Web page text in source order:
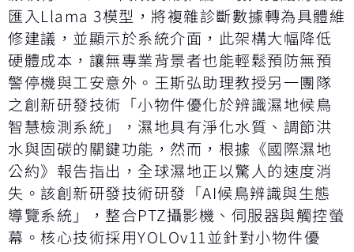
匯入Llama 3模型，將複雜診斷數據轉為具體維
修建議，並顯示於系統介面，此架構大幅降低
硬體成本，讓無專業背景者也能輕鬆預防無預
警停機與工安意外。王斯弘助理教授另一團隊
之創新研發技術「小物件優化於辨識濕地候鳥
智慧檢測系統」，濕地具有淨化水質、調節洪
水與固碳的關鍵功能，然而，根據《國際濕地
公約》報告指出，全球濕地正以驚人的速度消
失。該創新研發技術研發「AI候鳥辨識與生態
導覽系統」，整合PTZ攝影機、伺服器與觸控螢
幕。核心技術採用YOLOv11並針對小物件優